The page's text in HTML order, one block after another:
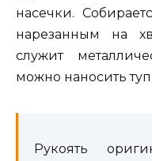
насечки.
нарезанным на
служит
можно наносить
Рукоять